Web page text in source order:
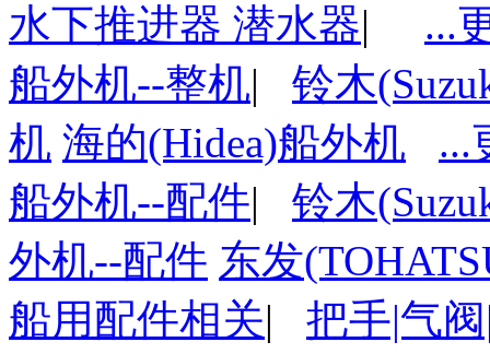
水下推进器 潜水器| ...
船外机--整机| 铃木
机 海的(Hidea)船外机
...
船外机--配件| 铃木
外机--配件 东发
船用配件相关| 把手|气